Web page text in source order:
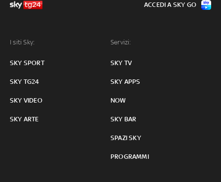
I siti Sky:
SKY SPORT
SKY TG24
SKY VIDEO
SKY ARTE
Servizi:
SKY TV
SKY APPS
NOW
SKY BAR
SPAZI SKY
PROGRAMMI
ACCEDI A SKY GO